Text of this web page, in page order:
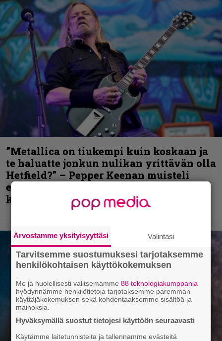
”Metallica on tiukempi kuin koskaan ja
te haluatte jonkun nulikan yrittävän olla
Hetfield?” – Pepper Keenan muisteli
ensimmäistä koesoittoaan hevijätin
kanssa
Arvostamme yksityisyyttäsi Valintasi
Tarvitsemme suostumuksesi tarjotaksemme
henkilökohtaisen käyttökokemuksen
Me ja huolellisesti valitsemamme88 teknologiakumppania
hyödynnämme henkilötietoja tarjotaksemme paremman
käyttäjäkokemuksen sekä kohdentaaksemme sisältöä ja
mainoksia.
Hyväksymällä suostut tietojesi käyttöön seuraavasti
Käytämme laitetunnisteita ja tallennamme evästeitä